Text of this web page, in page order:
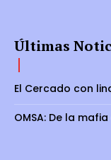
Últimas
El Cercado con
OMSA: De la